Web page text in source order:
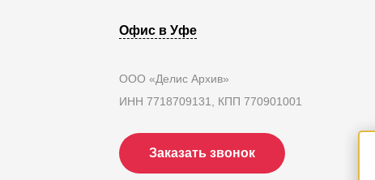
Офис в Уфе
ООО «Делис Архив»
ИНН 7718709131, КПП 770901001
Заказать звонок